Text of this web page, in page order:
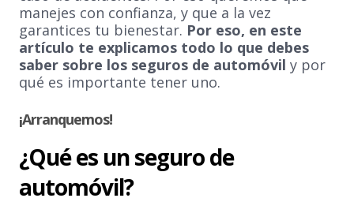
manejes con confianza, y que a la vez
garantices tu bienestar. Por eso, en este
artículo te explicamos todo lo que debes
saber sobre los seguros de automóvil y por
qué es importante tener uno.
¡Arranquemos!
¿Qué es un seguro de
automóvil?